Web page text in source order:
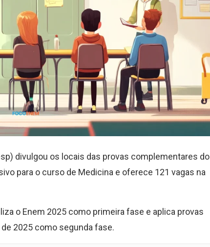
divulgou os locais das provas complementares do
para o curso de Medicina e oferece 121 vagas na
o Enem 2025 como primeira fase e aplica provas
2025 como segunda fase.